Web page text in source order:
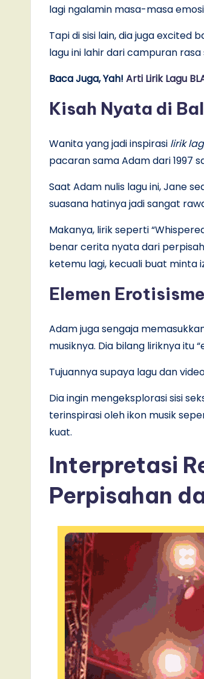
lagi ngalamin masa-masa
Tapi di sisi lain, dia juga excited
lagu ini lahir dari campuran
Baca Juga, Yah! Arti Lirik Lagu
Kisah Nyata di
Wanita yang jadi inspirasi lirik
pacaran sama Adam dari 1997
Saat Adam nulis lagu ini, Jane
suasana hatinya jadi sangat
Makanya, lirik seperti
benar cerita nyata dari
ketemu lagi, kecuali buat minta
Elemen
Adam juga sengaja
musiknya. Dia bilang liriknya itu
Tujuannya supaya lagu dan
Dia ingin mengeksplorasi sisi
terinspirasi oleh ikon musik
kuat.
Interpretasi
Perpisahan